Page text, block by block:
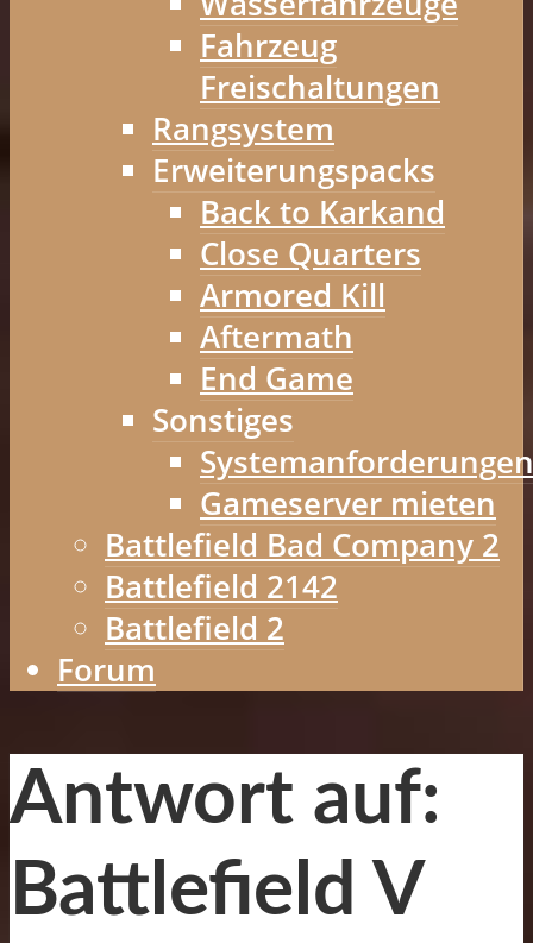
Fahrzeug
Freischaltungen
Rangsystem
Erweiterungspacks
Back to Karkand
Close Quarters
Armored Kill
Aftermath
End Game
Sonstiges
Systemanforderungen
Gameserver mieten
Battlefield Bad Company 2
Battlefield 2142
Battlefield 2
Forum
Antwort auf:
Battlefield V